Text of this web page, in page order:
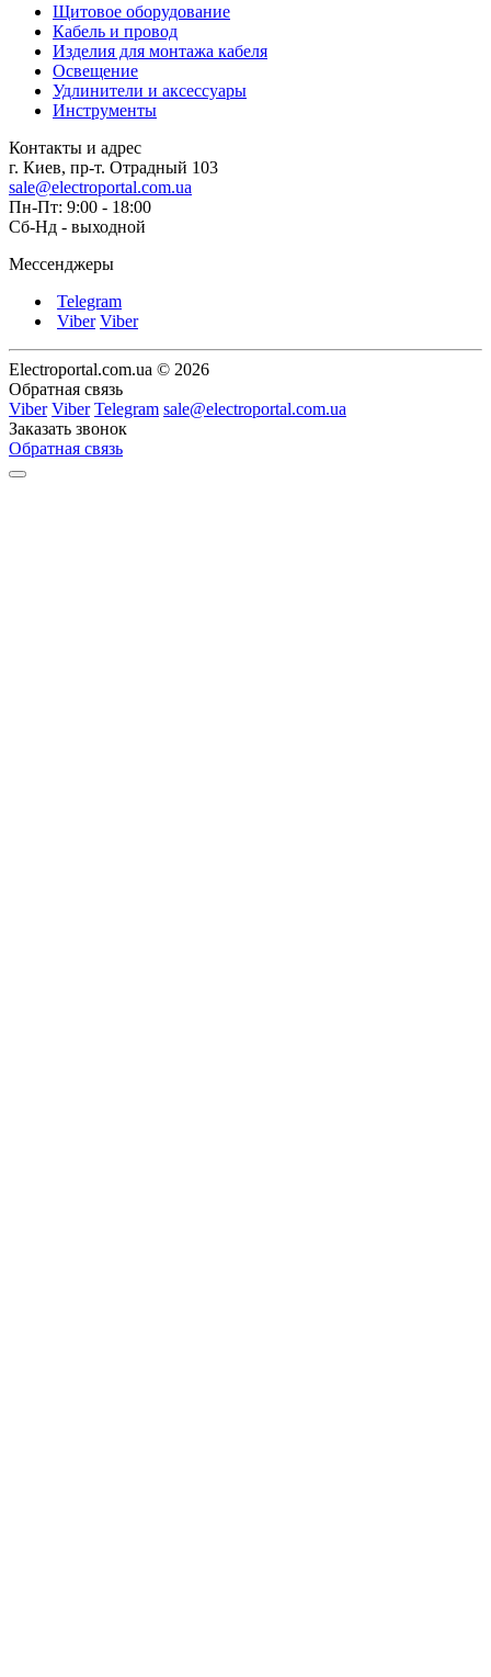
Щитовое оборудование
Кабель и провод
Изделия для монтажа кабеля
Освещение
Удлинители и аксессуары
Инструменты
Контакты и адрес
г. Киев, пр-т. Отрадный 103
sale@electroportal.com.ua
Пн-Пт: 9:00 - 18:00
Сб-Нд - выходной
Мессенджеры
Telegram
Viber Viber
Electroportal.com.ua © 2026
Обратная связь
Viber Viber Telegram sale@electroportal.com.ua
Заказать звонок
Обратная связь